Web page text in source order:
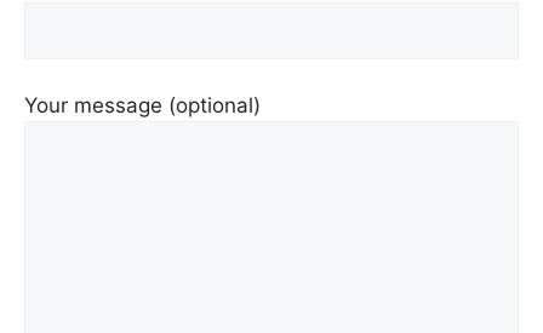
Your message (optional)